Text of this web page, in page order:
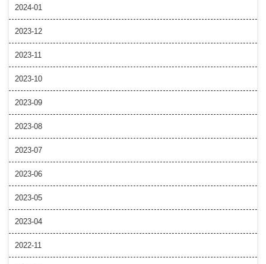
2024-01
2023-12
2023-11
2023-10
2023-09
2023-08
2023-07
2023-06
2023-05
2023-04
2022-11